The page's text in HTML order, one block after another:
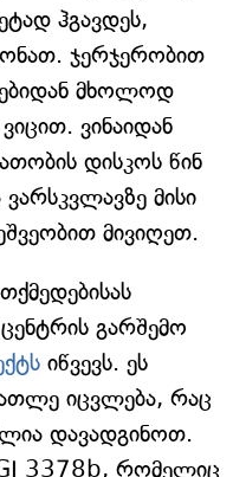
ჰგავდეს,
ჯერჯერობით
მხოლოდ
ვინაიდან
დისკოს წინ
მისი
მივიღეთ.
გარშემო
იწვევს. ეს
იცვლება, რაც
დავადგინოთ.
3378b, რომელიც